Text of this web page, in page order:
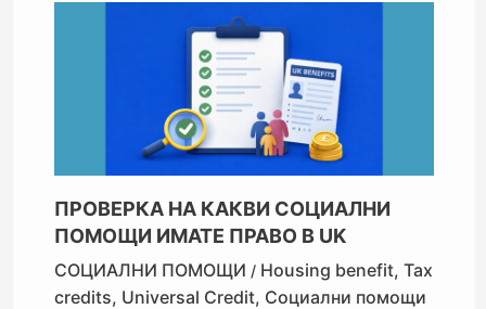
ПРОВЕРКА НА КАКВИ СОЦИАЛНИ
ПОМОЩИ ИМАТЕ ПРАВО В UK
СОЦИАЛНИ ПОМОЩИ / Housing benefit,Tax
credits, Universal Credit, Социални помощи